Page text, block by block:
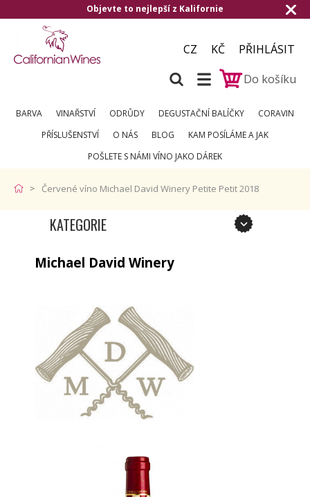
Objevte to nejlepší z Kalifornie
CZ KČ
PŘIHLÁSIT
Do košíku
BARVA VINAŘSTVÍ ODRŮDY DEGUSTAČNÍ BALÍČKY
CORAVIN
PŘÍSLUŠENSTVÍ
O NÁS BLOG
KAM POSÍLÁME A JAK
POŠLETE S NÁMI VÍNO JAKO DÁREK
Červené víno Michael David Winery Petite Petit 2018
KATEGORIE
Michael David Winery